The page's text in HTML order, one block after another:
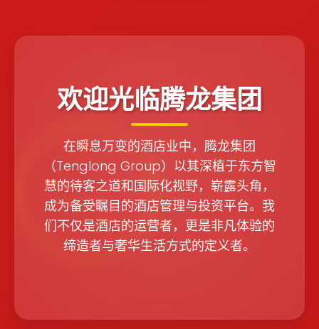
欢迎光临腾龙集团
在瞬息万变的酒店业中，腾龙集团
（Tenglong Group）以其深植于东方智
慧的待客之道和国际化视野，崭露头角，
成为备受瞩目的酒店管理与投资平台。我
们不仅是酒店的运营者，更是非凡体验的
缔造者与奢华生活方式的定义者。